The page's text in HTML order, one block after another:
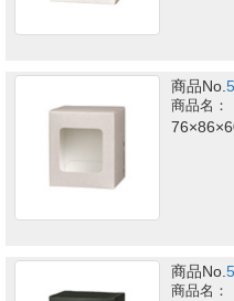
商品No.
商品No.